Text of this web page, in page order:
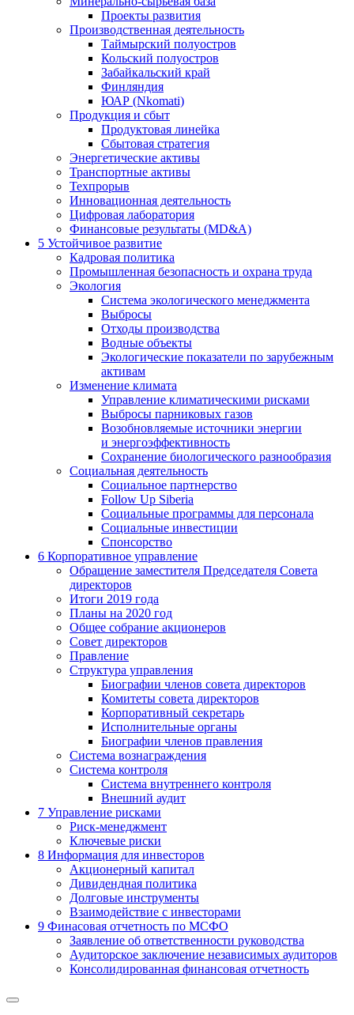
Проекты развития
Производственная деятельность
Таймырский полуостров
Кольский полуостров
Забайкальский край
Финляндия
ЮАР (Nkomati)
Продукция и сбыт
Продуктовая линейка
Сбытовая стратегия
Энергетические активы
Транспортные активы
Техпрорыв
Инновационная деятельность
Цифровая лаборатория
Финансовые результаты (MD&A)
5 Устойчивое развитие
Кадровая политика
Промышленная безопасность и охрана труда
Экология
Система экологического менеджмента
Выбросы
Отходы производства
Водные объекты
Экологические показатели по зарубежным
активам
Изменение климата
Управление климатическими рисками
Выбросы парниковых газов
Возобновляемые источники энергии
и энергоэффективность
Сохранение биологического разнообразия
Социальная деятельность
Социальное партнерство
Follow Up Siberia
Социальные программы для персонала
Социальные инвестиции
Спонсорство
6 Корпоративное управление
Обращение заместителя Председателя Совета
директоров
Итоги 2019 года
Планы на 2020 год
Общее собрание акционеров
Совет директоров
Правление
Структура управления
Биографии членов совета директоров
Комитеты совета директоров
Корпоративный секретарь
Исполнительные органы
Биографии членов правления
Система вознаграждения
Система контроля
Система внутреннего контроля
Внешний аудит
7 Управление рисками
Риск-менеджмент
Ключевые риски
8 Информация для инвесторов
Акционерный капитал
Дивидендная политика
Долговые инструменты
Взаимодействие с инвеcторами
9 Финасовая отчетность по МСФО
Заявление об ответственности руководства
Аудиторское заключение независимых аудиторов
Консолидированная финансовая отчетность